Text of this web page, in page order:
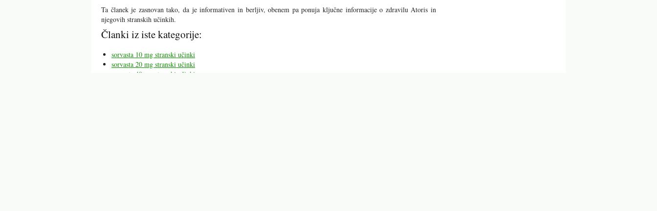
Ta članek je zasnovan tako, da je informativen in berljiv, obenem pa ponuja ključne informacije o zdravilu Atoris in
njegovih stranskih učinkih.
Članki iz iste kategorije:
sorvasta 10 mg stranski učinki
sorvasta 20 mg stranski učinki
sorvasta 40 mg stranski učinki